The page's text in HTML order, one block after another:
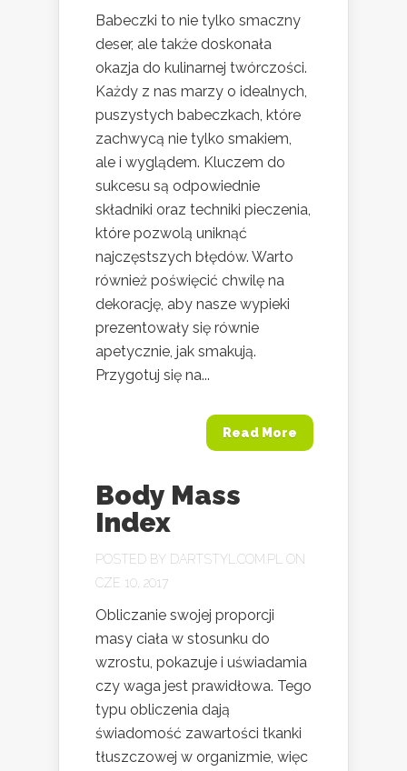
Babeczki to nie tylko smaczny
deser, ale także doskonała
okazja do kulinarnej twórczości.
Każdy z nas marzy o idealnych,
puszystych babeczkach, które
zachwycą nie tylko smakiem,
ale i wyglądem. Kluczem do
sukcesu są odpowiednie
składniki oraz techniki pieczenia,
które pozwolą uniknąć
najczęstszych błędów. Warto
również poświęcić chwilę na
dekorację, aby nasze wypieki
prezentowały się równie
apetycznie, jak smakują.
Przygotuj się na...
Read More
Body Mass
Index
POSTED BY DARTSTYL.COM.PL
ON
CZE 10, 2017
Obliczanie swojej proporcji
masy ciała w stosunku do
wzrostu, pokazuje i uświadamia
czy waga jest prawidłowa. Tego
typu obliczenia dają
świadomość zawartości tkanki
tłuszczowej w organizmie, więc